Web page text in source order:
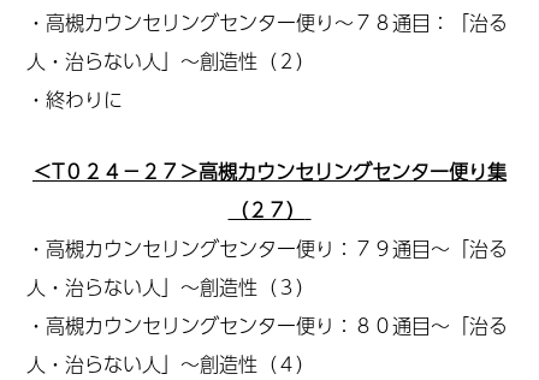
・高槻カウンセリングセンター便り～７８通目：「治る
人・治らない人」～創造性（２）
・終わりに
＜T０２４－２７＞高槻カウンセリングセンター便り集
（２７）
・高槻カウンセリングセンター便り：７９通目～「治る
人・治らない人」～創造性（３）
・高槻カウンセリングセンター便り：８０通目～「治る
人・治らない人」～創造性（４）